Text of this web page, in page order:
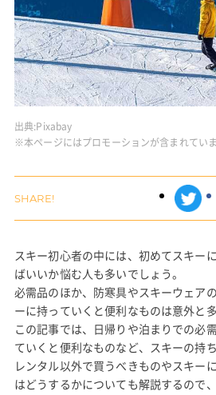
出典:Pixabay
※本ページにはプロモーションが含まれてい
スキー初心者の中には、初めてスキー
ばいいか悩む人も多いでしょう。
必需品のほか、防寒具やスキーウェア
ーに持っていくと便利なものは意外と多
この記事では、日帰りや泊まりでの必
ていくと便利なものなど、スキーの持
レンタル以外で買うべきものやスキー
はどうするかについても解説するので